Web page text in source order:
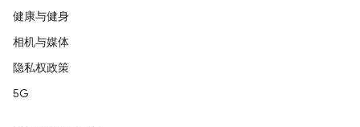
健康与健身
相机与媒体
隐私权政策
5G